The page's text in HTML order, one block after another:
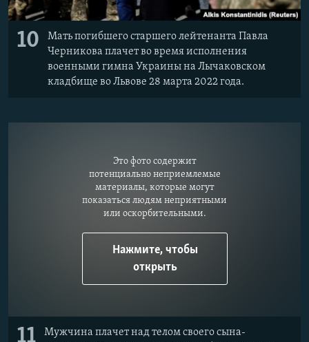
10
Мать погибшего старшего лейтенанта Павла
Черникова плачет во время исполнения
военными гимна Украины на Лычаковском
кладбище во Львове 28 марта 2022 года.
Это фото содержит
потенциально неприемлемые
материалы, которые могут
показаться людям неприятными
или оскорбительными.
Нажмите, чтобы
открыть
11
Мужчина плачет над телом своего сына-